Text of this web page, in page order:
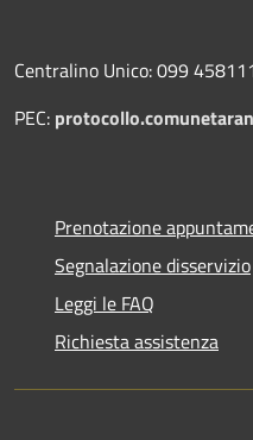
Centralino Unico: 099
PEC:
Prenotazione
Segnalazione disservizio
Leggi le FAQ
Richiesta assistenza